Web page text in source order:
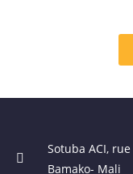
Sotuba ACI,
Bamako- Mali